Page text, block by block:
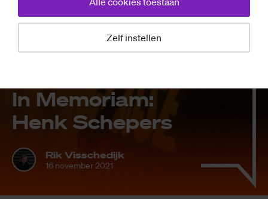
Zelf instellen
In Me­mo­ri­am:
Henk Sche­pers
Rik Visschedijk
16 november 2021